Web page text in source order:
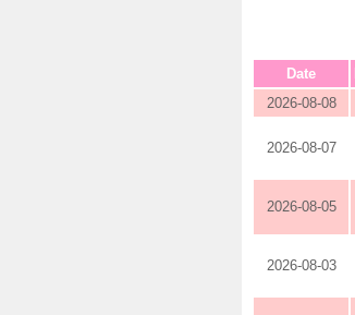
Date
2026-08-08
2026-08-07
2026-08-05
2026-08-03